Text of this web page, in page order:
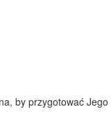
by przygotować Jego